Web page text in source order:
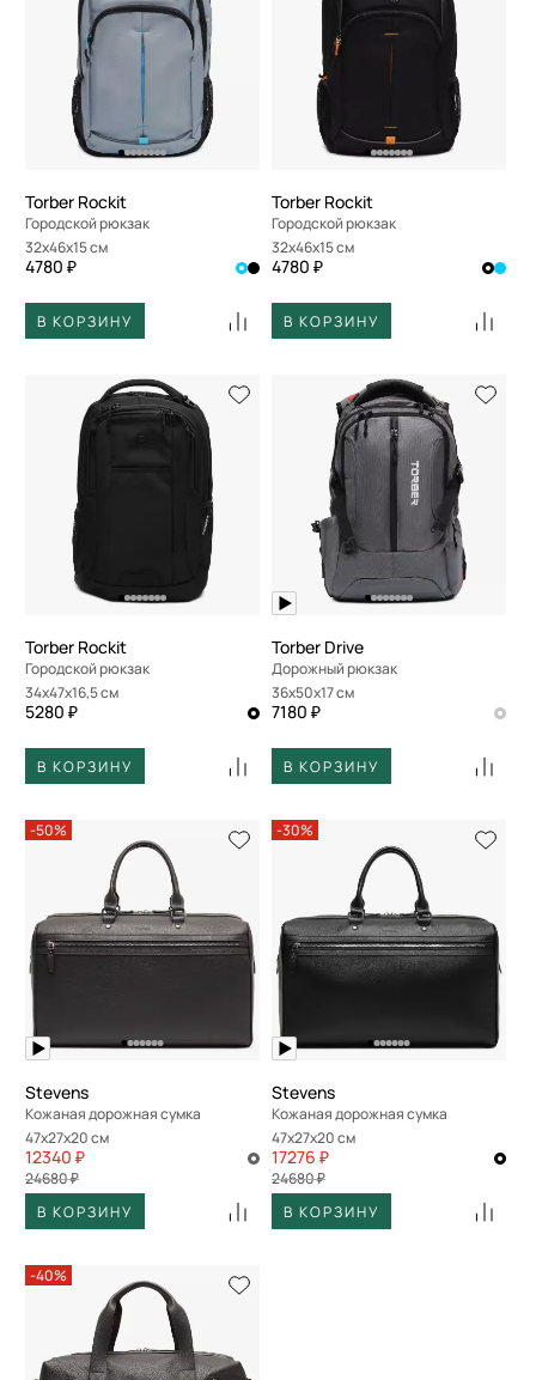
Torber Rockit
Городской рюкзак
32x46x15 см
4780 ₽
В КОРЗИНУ
Torber Rockit
Городской рюкзак
32x46x15 см
4780 ₽
В КОРЗИНУ
Torber Rockit
Городской рюкзак
34x47x16,5 см
5280 ₽
В КОРЗИНУ
Torber Drive
Дорожный рюкзак
36x50x17 см
7180 ₽
В КОРЗИНУ
-50%
Stevens
Кожаная дорожная сумка
47x27x20 см
12340 ₽
24680 ₽
В КОРЗИНУ
-30%
Stevens
Кожаная дорожная сумка
47x27x20 см
17276 ₽
24680 ₽
В КОРЗИНУ
-40%